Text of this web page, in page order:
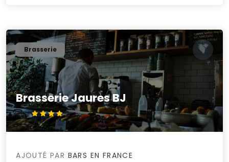
Brasserie Jaures BJ
4.3/5
Brasserie
AJOUTÉ PAR BARS EN FRANCE